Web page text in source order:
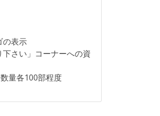
の表示
下さい」コーナーへの資
量各100部程度